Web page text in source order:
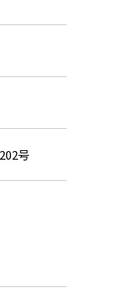
号